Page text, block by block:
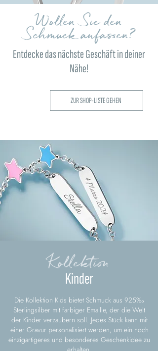
Wollen Sie den
Schmuck anfassen?
Entdecke das nächste Geschäft in deiner
Nähe!
ZUR SHOP-LISTE GEHEN
Kollektion
Kinder
Die Kollektion Kids bietet Schmuck aus 925‰
Sterlingsilber mit farbiger Emaille, der die Welt
der Kinder verzaubern soll. Jedes Stück kann mit
einer Gravur personalisiert werden, um ein noch
einzigartigeres und besonderes Geschenkidee zu